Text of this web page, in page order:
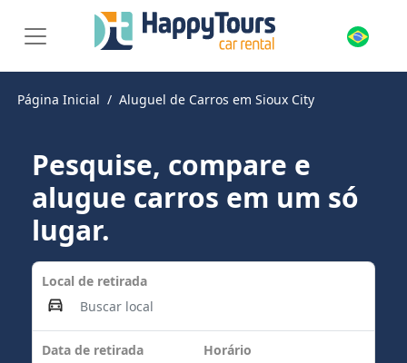
Página Inicial Aluguel de Carros em Sioux City
Pesquise, compare e
alugue carros em um só
lugar.
Local de retirada
Data de retirada Horário